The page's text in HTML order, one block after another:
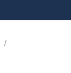
/